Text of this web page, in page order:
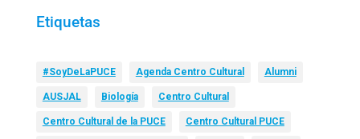
Etiquetas
#SoyDeLaPUCE Agenda Centro Cultural Alumni
AUSJAL Biología Centro Cultural
Centro Cultural de la PUCE Centro Cultural PUCE